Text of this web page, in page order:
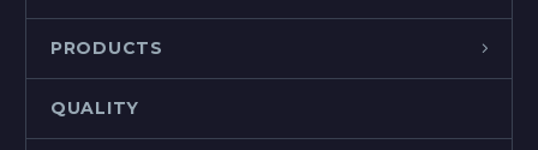
PRODUCTS
QUALITY